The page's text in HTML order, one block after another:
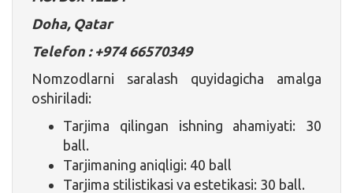
Doha, Qatar
Telefon : +974 66570349
Nomzodlarni saralash quyidagicha amalga
oshiriladi:
Tarjima qilingan ishning ahamiyati: 30
ball.
Tarjimaning aniqligi: 40 ball
Tarjima stilistikasi va estetikasi: 30 ball.